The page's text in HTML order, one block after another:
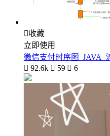
收藏
立即使用
微信支付时序图_JAVA_
 92.6k  59  6